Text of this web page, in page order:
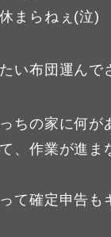
まらねぇ(泣)
い布団運んで
ちの家に何が
、作業が進ま
て確定申告も